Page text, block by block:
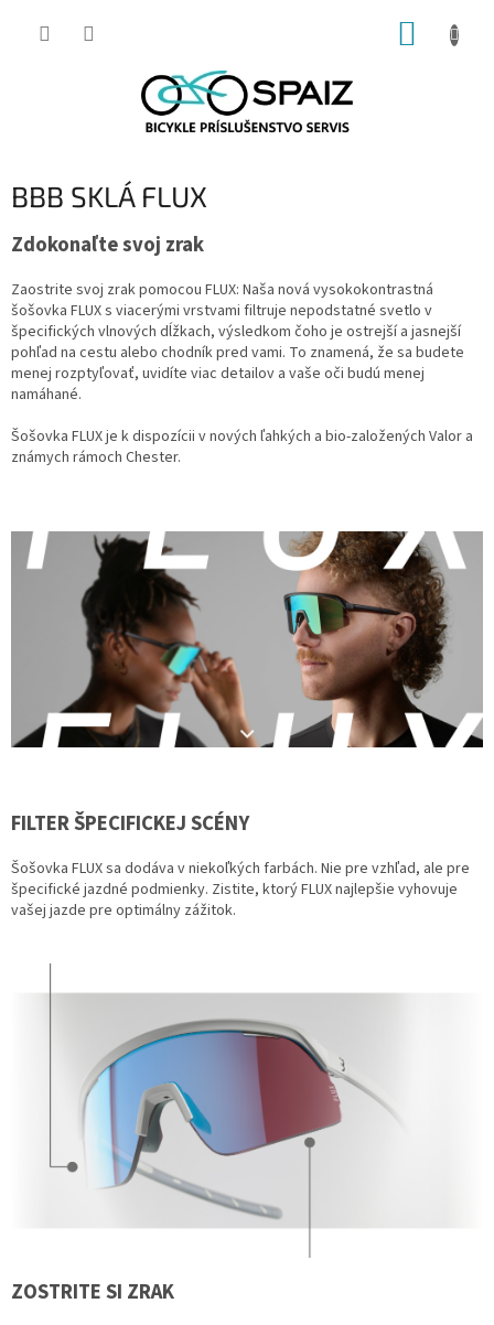
BBB SKLÁ FLUX
Zdokonaľte svoj zrak
Zaostrite svoj zrak pomocou FLUX: Naša nová vysokokontrastná
šošovka FLUX s viacerými vrstvami filtruje nepodstatné svetlo v
špecifických vlnových dĺžkach, výsledkom čoho je ostrejší a jasnejší
pohľad na cestu alebo chodník pred vami. To znamená, že sa budete
menej rozptyľovať, uvidíte viac detailov a vaše oči budú menej
namáhané.
Šošovka FLUX je k dispozícii v nových ľahkých a bio-založených Valor a
známych rámoch Chester.
FILTER ŠPECIFICKEJ SCÉNY
Šošovka FLUX sa dodáva v niekoľkých farbách. Nie pre vzhľad, ale pre
špecifické jazdné podmienky. Zistite, ktorý FLUX najlepšie vyhovuje
vašej jazde pre optimálny zážitok.
ZOSTRITE SI ZRAK